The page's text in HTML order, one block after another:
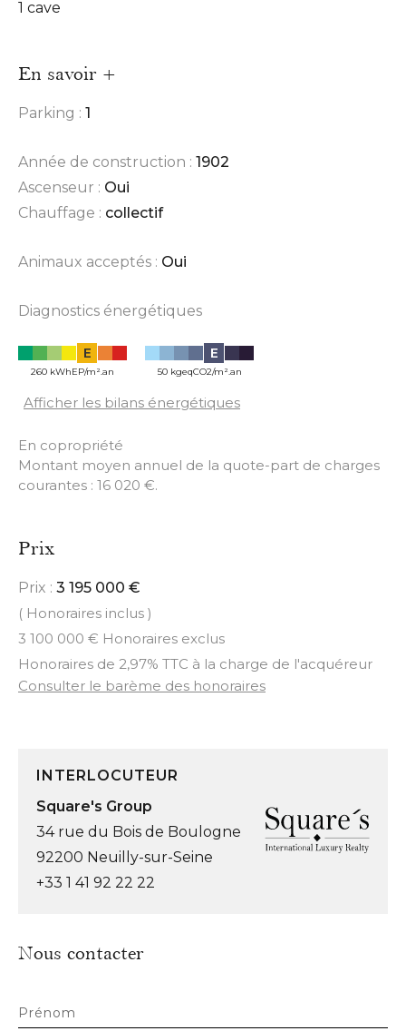
1 cave
En savoir +
Parking : 1
Année de construction : 1902
Ascenseur : Oui
Chauffage : collectif
Animaux acceptés : Oui
Diagnostics énergétiques
E
260 kWhEP/m².an
E
50 kgeqCO2/m².an
Afficher les bilans énergétiques
En copropriété
Montant moyen annuel de la quote-part de charges
courantes : 16 020 €.
Prix
Prix : 3 195 000 €
( Honoraires inclus )
3 100 000 € Honoraires exclus
Honoraires de 2,97% TTC à la charge de l'acquéreur
Consulter le barème des honoraires
INTERLOCUTEUR
Square's Group
34 rue du Bois de Boulogne
92200 Neuilly-sur-Seine
+33 1 41 92 22 22
Nous contacter
Prénom